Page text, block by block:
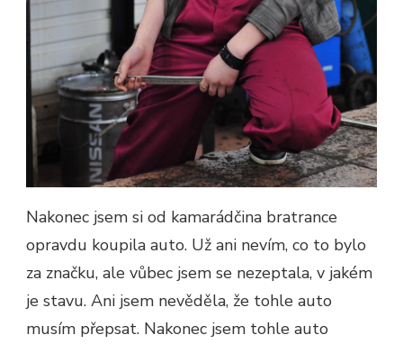
Nakonec jsem si od kamarádčina bratrance
opravdu koupila auto. Už ani nevím, co to bylo
za značku, ale vůbec jsem se nezeptala, v jakém
je stavu. Ani jsem nevěděla, že tohle auto
musím přepsat. Nakonec jsem tohle auto